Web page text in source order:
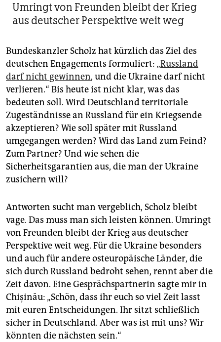
Umringt von Freunden bleibt der Krieg
aus deutscher Perspektive weit weg
Bundeskanzler Scholz hat kürzlich das Ziel des
deutschen Engagements formuliert: „Russland
darf nicht gewinnen, und die Ukraine darf nicht
verlieren.“ Bis heute ist nicht klar, was das
bedeuten soll. Wird Deutschland territoriale
Zugeständnisse an Russland für ein Kriegsende
akzeptieren? Wie soll später mit Russland
umgegangen werden? Wird das Land zum Feind?
Zum Partner? Und wie sehen die
Sicherheitsgarantien aus, die man der Ukraine
zusichern will?
Antworten sucht man vergeblich, Scholz bleibt
vage. Das muss man sich leisten können. Umringt
von Freunden bleibt der Krieg aus deutscher
Perspektive weit weg. Für die Ukraine besonders
und auch für andere osteuropäische Länder, die
sich durch Russland bedroht sehen, rennt aber die
Zeit davon. Eine Gesprächspartnerin sagte mir in
Chișinău: „Schön, dass ihr euch so viel Zeit lasst
mit euren Entscheidungen. Ihr sitzt schließlich
sicher in Deutschland. Aber was ist mit uns? Wir
könnten die nächsten sein.“